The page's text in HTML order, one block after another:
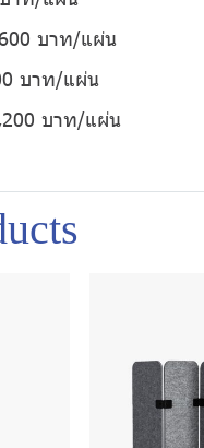
บาท/แผ่น
บาท/แผ่น
บาท/แผ่น